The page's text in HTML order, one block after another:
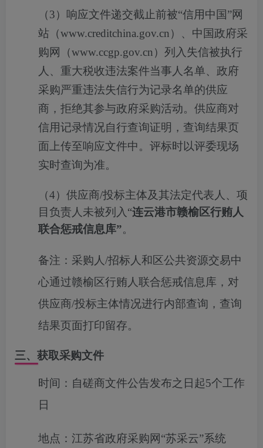
（3）响应文件递交截止前被“信用中国”网
站（www.creditchina.gov.cn ）、中国政府采
购网（www.ccgp.gov.cn ）列入失信被执行
人、重大税收违法案件当事人名单、政府
采购严重违法失信行为记录名单的供应
商，拒绝其参与政府采购活动。供应商对
信用记录情况自行查询证明，查询结果页
面上传至响应文件中。评标时以评委现场
实时查询为准。
（4）供应商/投标主体及其法定代表人、项
目负责人未被列入“连云港市赣榆区行贿人
联合惩戒信息库”。
备注：采购人/招标人和区公共资源交易中
心通过赣榆区行贿人联合惩戒信息库，对
供应商/投标主体情况进行内部查询，查询
结果页面打印留存。
三、获取采购文件
时间： 自磋商文件公告发布之日起5个工作
日
地点： 江苏省政府采购网“苏采云”系统